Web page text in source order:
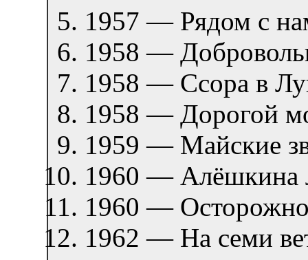
1957 — Рядом с
1958 —
1958 — Ссора в
1958 — Дорогой
1959 — Майские
1960 —
1960 —
1962 — На семи